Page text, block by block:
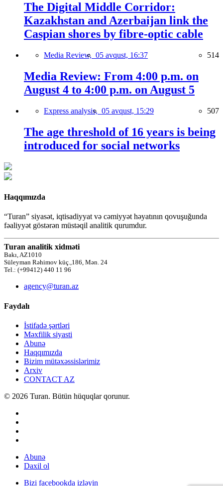
The Digital Middle Corridor:
Kazakhstan and Azerbaijan link the
Caspian shores by fibre-optic cable
Media Review, 05 avqust, 16:37 514
Media Review: From 4:00 p.m. on
August 4 to 4:00 p.m. on August 5
Express analysis, 05 avqust, 15:29 507
The age threshold of 16 years is being
introduced for social networks
Haqqımızda
“Turan” siyasət, iqtisadiyyat və cəmiyyət həyatının qovuşuğunda
fəaliyyət göstərən müstəqil analitik qurumdur.
Turan analitik xidməti
Bakı, AZ1010
Süleyman Rəhimov küç.,186, Mən. 24
Tel.: (+99412) 440 11 96
agency@turan.az
Faydalı
İstifadə şərtləri
Məxfilik siyasti
Abunə
Haqqımızda
Bizim mütəxəssislərimiz
Arxiv
CONTACT AZ
© 2026 Turan. Bütün hüquqlar qorunur.
Abunə
Daxil ol
Bizi facebookda izləyin